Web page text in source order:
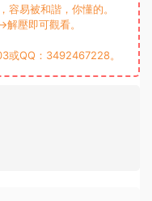
易被和諧，你懂的。
壓即可觀看。
QQ：3492467228。